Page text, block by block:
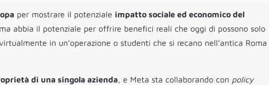
per mostrare il potenziale impatto sociale ed economico del
abbia il potenziale per offrire benefici reali che oggi di possono solo
in un’operazione o studenti che si recano nell’antica Roma
di una singola azienda, e Meta sta collaborando con policy